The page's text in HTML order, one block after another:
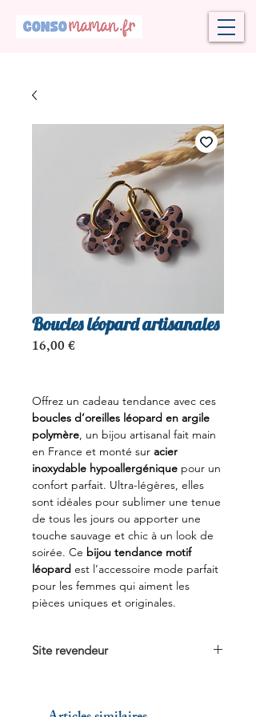
Boucles léopard artisanales
16,00 €
Offrez un cadeau tendance avec ces
boucles d’oreilles léopard en argile
polymère, un bijou artisanal fait main
en France et monté sur acier
inoxydable hypoallergénique pour un
confort parfait. Ultra-légères, elles
sont idéales pour sublimer une tenue
de tous les jours ou apporter une
touche sauvage et chic à un look de
soirée. Ce bijou tendance motif
léopard est l’accessoire mode parfait
pour les femmes qui aiment les
pièces uniques et originales.
Site revendeur